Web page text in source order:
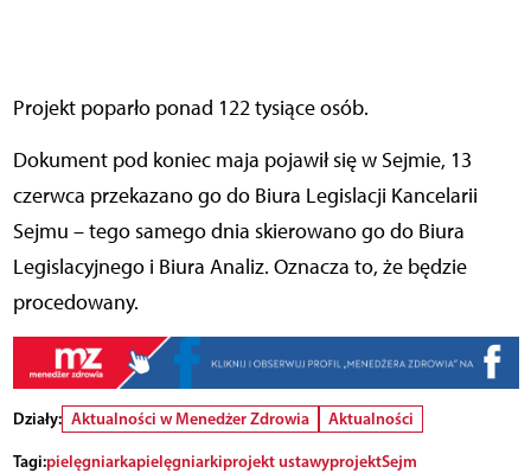
Projekt poparło ponad 122 tysiące osób.
Dokument pod koniec maja pojawił się w Sejmie, 13
czerwca przekazano go do Biura Legislacji Kancelarii
Sejmu – tego samego dnia skierowano go do Biura
Legislacyjnego i Biura Analiz. Oznacza to, że będzie
procedowany.
Działy: Aktualności w Menedżer Zdrowia
Aktualności
Tagi:pielęgniarkapielęgniarkiprojekt ustawyprojektSejm